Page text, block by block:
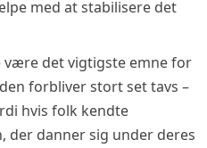
med at stabilisere det
det vigtigste emne for
forbliver stort set tavs –
hvis folk kendte
der danner sig under deres